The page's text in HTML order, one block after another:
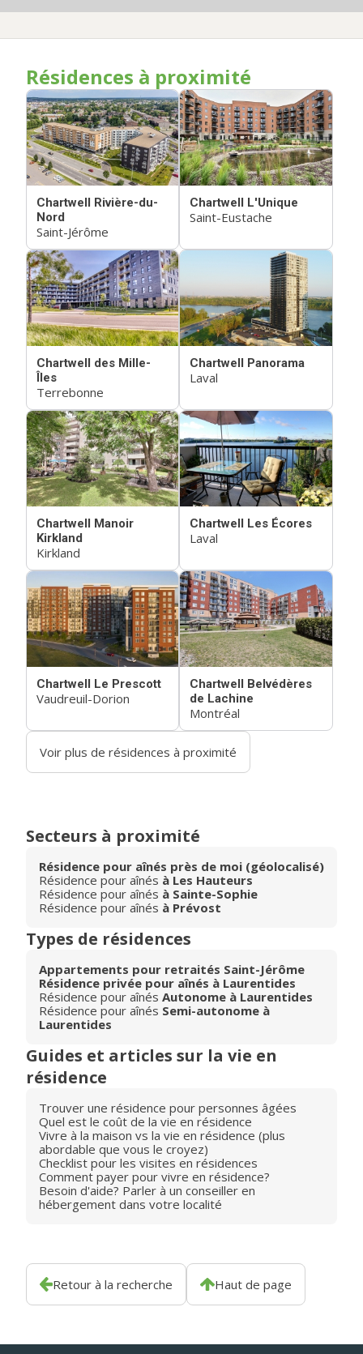
Résidences à proximité
Chartwell Rivière-du-
Nord
Saint-Jérôme
Chartwell L'Unique
Saint-Eustache
Chartwell des Mille-
Îles
Terrebonne
Chartwell Panorama
Laval
Chartwell Manoir
Kirkland
Kirkland
Chartwell Les Écores
Laval
Chartwell Le Prescott
Vaudreuil-Dorion
Chartwell Belvédères
de Lachine
Montréal
Voir plus de résidences à proximité
Secteurs à proximité
Résidence pour aînés près de moi (géolocalisé)
Résidence pour aînés à Les Hauteurs
Résidence pour aînés à Sainte-Sophie
Résidence pour aînés à Prévost
Types de résidences
Appartements pour retraités Saint-Jérôme
Résidence privée pour aînés à Laurentides
Résidence pour aînés Autonome à Laurentides
Résidence pour aînés Semi-autonome à
Laurentides
Guides et articles sur la vie en
résidence
Trouver une résidence pour personnes âgées
Quel est le coût de la vie en résidence
Vivre à la maison vs la vie en résidence (plus
abordable que vous le croyez)
Checklist pour les visites en résidences
Comment payer pour vivre en résidence?
Besoin d'aide? Parler à un conseiller en
hébergement dans votre localité
Retour à la recherche Haut de page